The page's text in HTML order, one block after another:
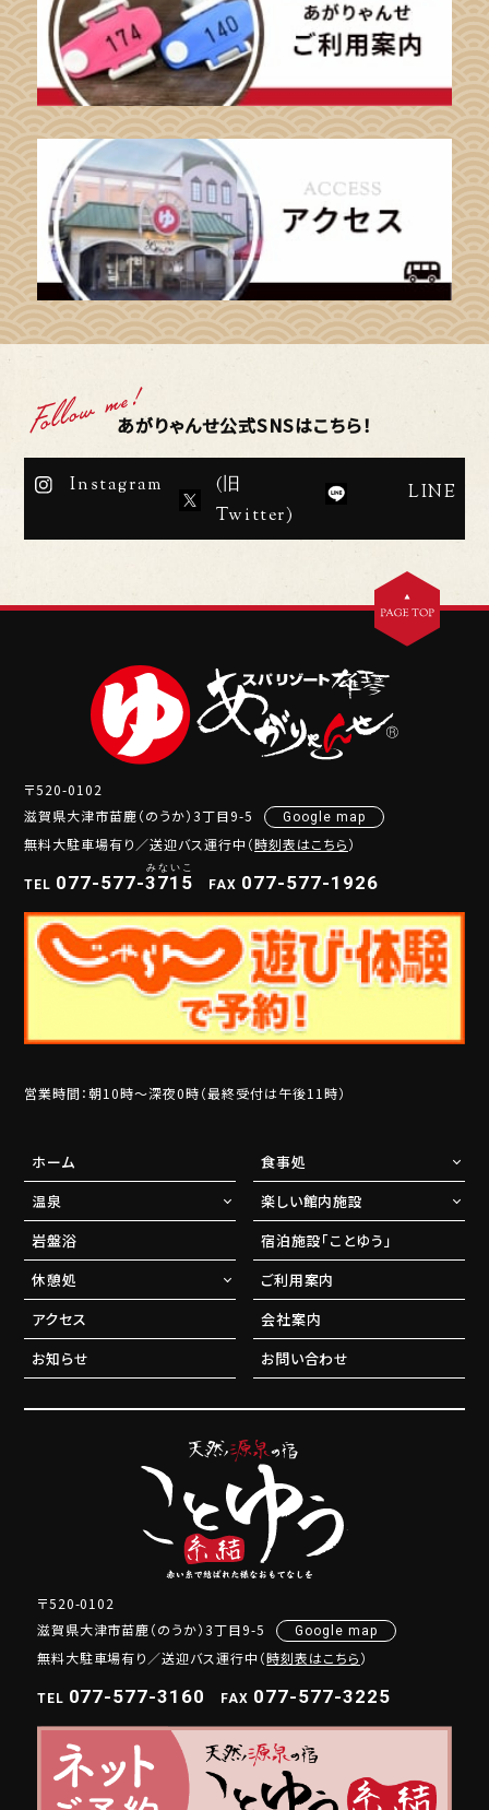
あがりゃんせ公式SNSはこちら！
Instagram
(旧
Twitter)
LINE
〒520-0102
滋賀県大津市苗鹿（のうか）3丁目9-5
Google map
無料大駐車場有り／送迎バス運行中（時刻表はこちら）
TEL 077-577-371 5 FAX 077-577-1926
営業時間：朝10時～深夜0時（最終受付は午後11時）
ホーム
温泉
岩盤浴
休憩処
食事処
楽しい館内施設
宿泊施設「ことゆう」
ご利用案内
アクセス
会社案内
お知らせ
お問い合わせ
〒520-0102
滋賀県大津市苗鹿（のうか）3丁目9-5
Google map
無料大駐車場有り／送迎バス運行中（時刻表はこちら）
TEL 077-577-3160 FAX 077-577-3225